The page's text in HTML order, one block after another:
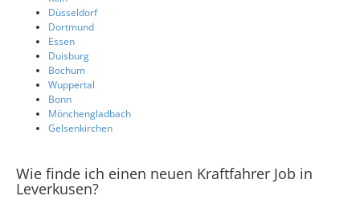
Düsseldorf
Dortmund
Essen
Duisburg
Bochum
Wuppertal
Bonn
Mönchengladbach
Gelsenkirchen
Wie finde ich einen neuen Kraftfahrer Job in
Leverkusen?